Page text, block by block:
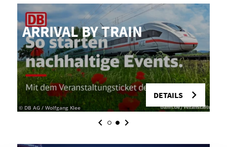
© DB AG / Wolfgang Klee
AR­RIVAL BY TRAIN
DETAILS